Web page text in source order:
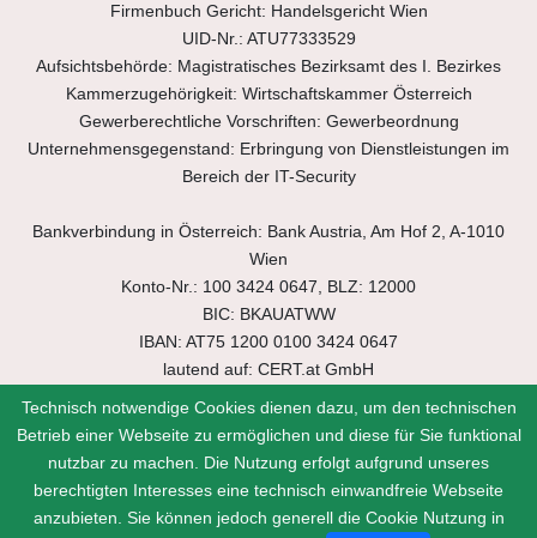
Firmenbuch Gericht: Handelsgericht Wien
UID-Nr.: ATU77333529
Aufsichtsbehörde: Magistratisches Bezirksamt des I. Bezirkes
Kammerzugehörigkeit: Wirtschaftskammer Österreich
Gewerberechtliche Vorschriften: Gewerbeordnung
Unternehmensgegenstand: Erbringung von Dienstleistungen im
Bereich der IT-Security
Bankverbindung in Österreich: Bank Austria, Am Hof 2, A-1010
Wien
Konto-Nr.: 100 3424 0647, BLZ: 12000
BIC: BKAUATWW
IBAN: AT75 1200 0100 3424 0647
lautend auf: CERT.at GmbH
Technisch notwendige Cookies dienen dazu, um den technischen
Betrieb einer Webseite zu ermöglichen und diese für Sie funktional
nutzbar zu machen. Die Nutzung erfolgt aufgrund unseres
berechtigten Interesses eine technisch einwandfreie Webseite
anzubieten. Sie können jedoch generell die Cookie Nutzung in